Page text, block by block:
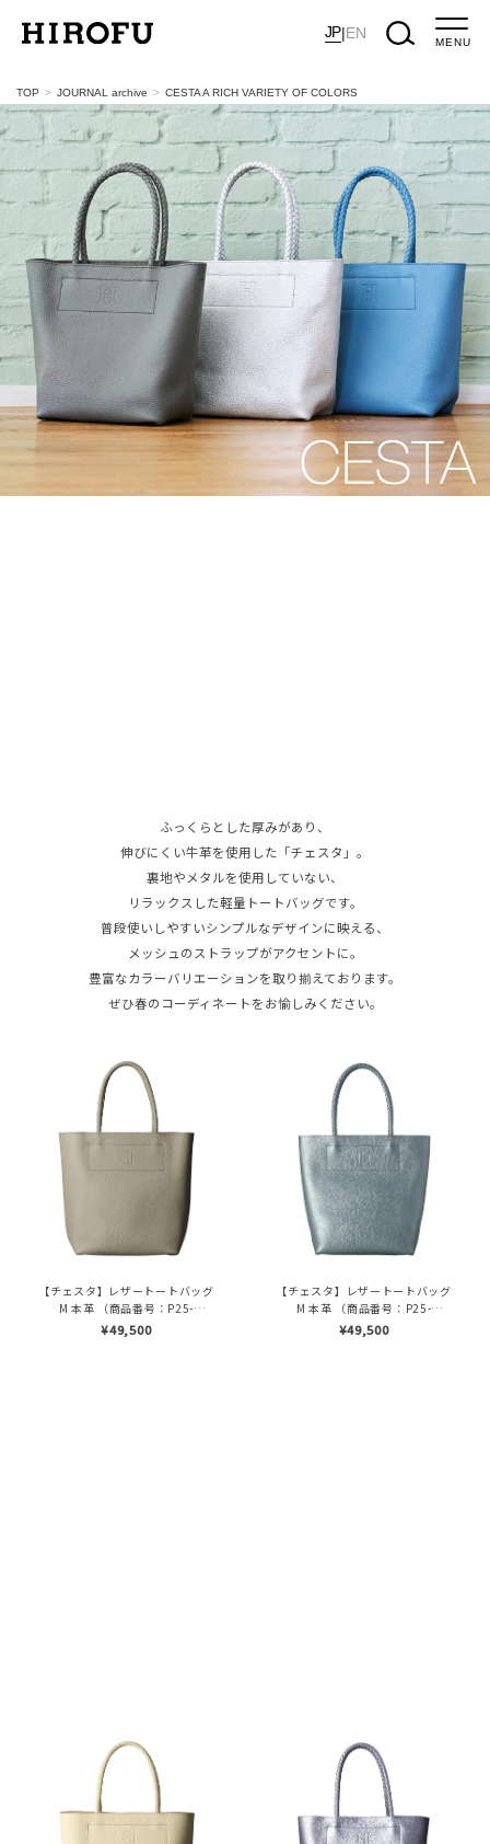
JP|EN
MENU
TOP JOURNAL archive CESTA A RICH VARIETY OF COLORS
ふっくらとした厚みがあり、
伸びにくい牛革を使用した「チェスタ」。
裏地やメタルを使用していない、
リラックスした軽量トートバッグです。
普段使いしやすいシンプルなデザインに映える、
メッシュのストラップがアクセントに。
豊富なカラーバリエーションを取り揃えております。
ぜひ春のコーディネートをお愉しみください。
【チェスタ】レザートートバッグ
M 本革 （商品番号：P25-
30008）
¥49,500
【チェスタ】レザートートバッグ
M 本革 （商品番号：P25-
30008）
¥49,500